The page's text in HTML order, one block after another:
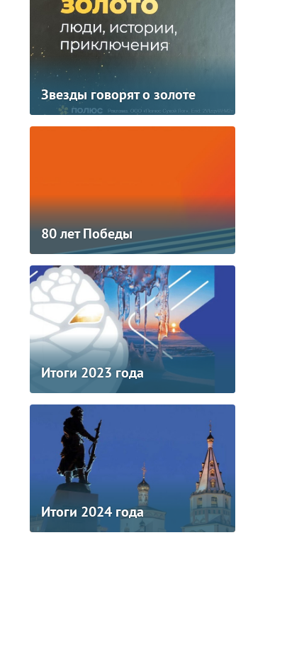
Звезды говорят о золоте
80 лет Победы
Итоги 2023 года
Итоги 2024 года